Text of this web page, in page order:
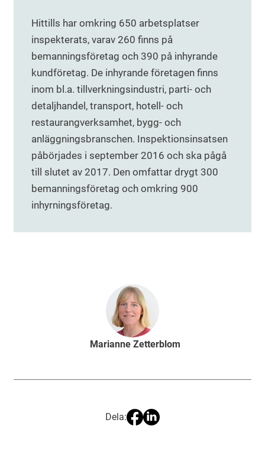
Hittills har omkring 650 arbetsplatser
inspekterats, varav 260 finns på
bemanningsföretag och 390 på inhyrande
kundföretag. De inhyrande företagen finns
inom bl.a. tillverkningsindustri, parti- och
detaljhandel, transport, hotell- och
restaurangverksamhet, bygg- och
anläggningsbranschen. Inspektionsinsatsen
påbörjades i september 2016 och ska pågå
till slutet av 2017. Den omfattar drygt 300
bemanningsföretag och omkring 900
inhyrningsföretag.
Marianne Zetterblom
Dela: